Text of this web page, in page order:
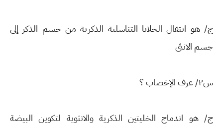
ج/ هو انتقال الخلايا التناسلية الذكرية من جسم الذكر إلى
جسم الانثى
س٢/ عرف الإخصاب ؟
ج/ هو اندماج الخليتين الذكرية والانثوية لتكوين البيضة